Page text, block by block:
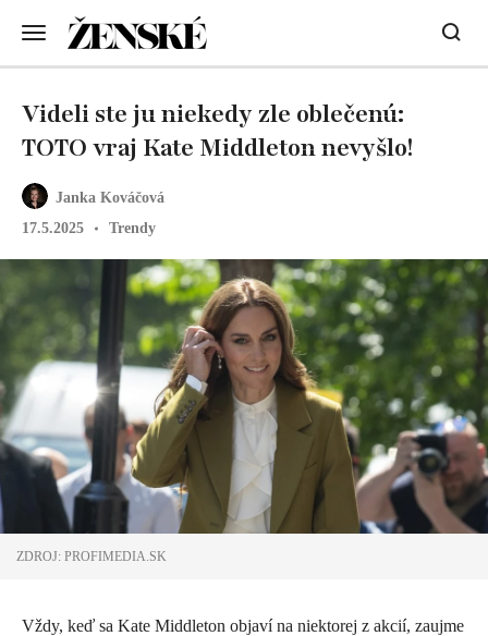
Janka Kováčová
17.5.2025
Trendy
Videli ste ju niekedy zle oblečenú:
TOTO vraj Kate Middleton nevyšlo!
ZDROJ: PROFIMEDIA.SK
Vždy, keď sa Kate Middleton objaví na niektorej z akcií, zaujme